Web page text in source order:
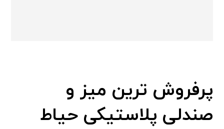
پرفروش ترین میز و
صندلی پلاستیکی حیاط